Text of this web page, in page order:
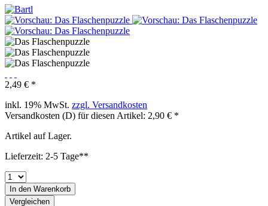
2,49 € *
inkl. 19% MwSt. zzgl. Versandkosten
Versandkosten (D) für diesen Artikel: 2,90 € *
Artikel auf Lager.
Lieferzeit: 2-5 Tage**
In den Warenkorb
Vergleichen